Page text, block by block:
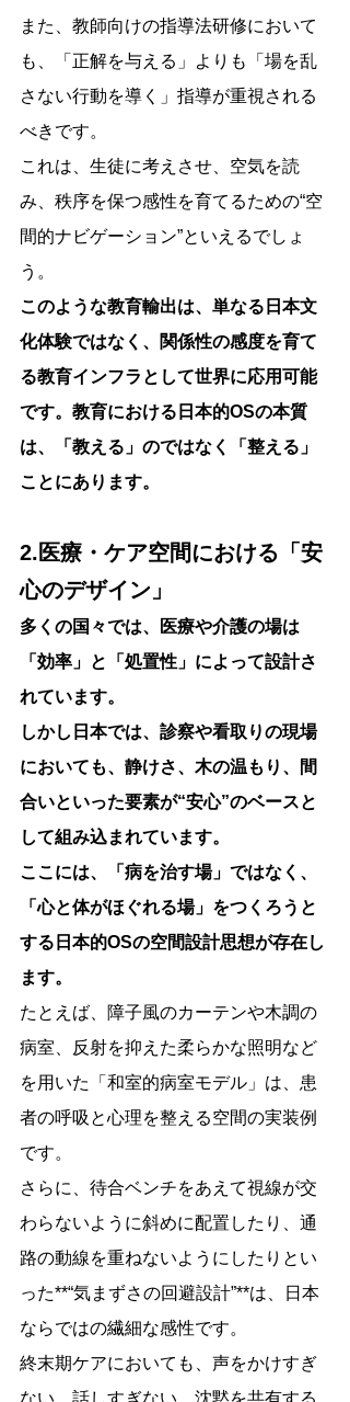
また、教師向けの指導法研修において
も、「正解を与える」よりも「場を乱
さない行動を導く」指導が重視される
べきです。
これは、生徒に考えさせ、空気を読
み、秩序を保つ感性を育てるための“空
間的ナビゲーション”といえるでしょ
う。
このような教育輸出は、単なる日本文
化体験ではなく、関係性の感度を育て
る教育インフラとして世界に応用可能
です。教育における日本的OSの本質
は、「教える」のではなく「整える」
ことにあります。
2.医療・ケア空間における「安
心のデザイン」
多くの国々では、医療や介護の場は
「効率」と「処置性」によって設計さ
れています。
しかし日本では、診察や看取りの現場
においても、静けさ、木の温もり、間
合いといった要素が“安心”のベースと
して組み込まれています。
ここには、「病を治す場」ではなく、
「心と体がほぐれる場」をつくろうと
する日本的OSの空間設計思想が存在し
ます。
たとえば、障子風のカーテンや木調の
病室、反射を抑えた柔らかな照明など
を用いた「和室的病室モデル」は、患
者の呼吸と心理を整える空間の実装例
です。
さらに、待合ベンチをあえて視線が交
わらないように斜めに配置したり、通
路の動線を重ねないようにしたりとい
った**“気まずさの回避設計”**は、日本
ならではの繊細な感性です。
終末期ケアにおいても、声をかけすぎ
ない、話しすぎない、沈黙を共有する